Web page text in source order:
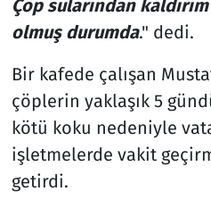
Çöp sularından
olmuş durumda." dedi.
Bir kafede çalışan
çöplerin yaklaşık 5
kötü koku nedeniyle
işletmelerde vakit
getirdi.